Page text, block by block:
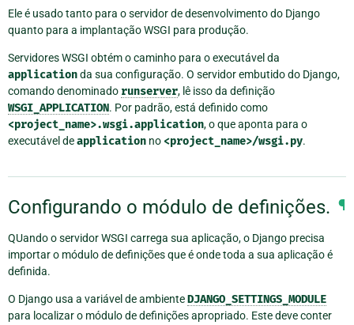
Ele é usado tanto para o servidor de desenvolvimento do Django
quanto para a implantação WSGI para produção.
Servidores WSGI obtém o caminho para o executável da
applicationda sua configuração. O servidor embutido do Django,
comando denominado runserver, lê isso da definição
WSGI_APPLICATION. Por padrão, está definido como
<project_name>.wsgi.application, o que aponta para o
executável deapplication no <project_name>/wsgi.py.
Configurando o módulo de definições. ¶
QUando o servidor WSGI carrega sua aplicação, o Django precisa
importar o módulo de definições que é onde toda a sua aplicação é
definida.
O Django usa a variável de ambienteDJANGO_SETTINGS_MODULE
para localizar o módulo de definições apropriado. Este deve conter